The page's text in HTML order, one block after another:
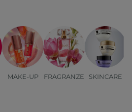
MAKE-UP FRAGRANZE SKINCARE